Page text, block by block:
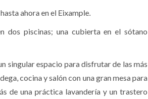
ahora en el Eixample.
dos piscinas; una cubierta en el sótano
singular espacio para disfrutar de las más
cocina y salón con una gran mesa para
de una práctica lavandería y un trastero